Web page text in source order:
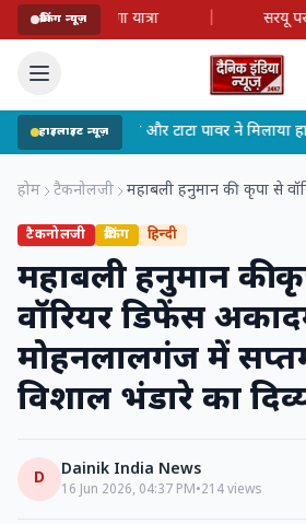
ब्रेकिंग न्यूज़सरयू पर प्रशासन की पैनी नजर: कटाव
हाइलाइट न्यूज़
टाटा पावर ने मिलाया हाथ, 1000 ग्रीन ऊर्जा उद्यम
होम टैकनोलजी महाबली हनुमान की कृपा से
टैकनोलजी ब्रेकिंग हिन्दी
महाबली हनुमान की
वॉरियर डिफेंस
मोहनलालगंज में
विशाल भंडारे का
D Dainik India News
16 Jun 2026, 04:37 PM•214 views